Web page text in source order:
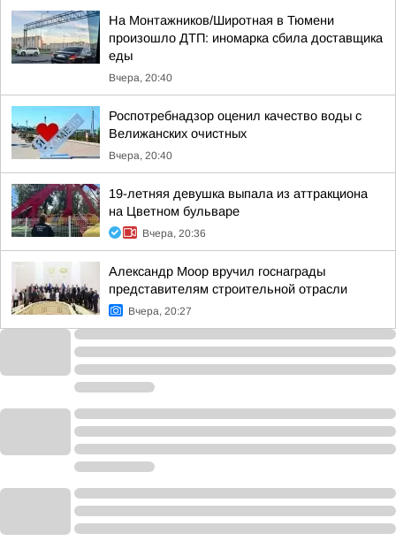
На Монтажников/Широтная в Тюмени
произошло ДТП: иномарка сбила доставщика
еды
Вчера, 20:40
Роспотребнадзор оценил качество воды с
Велижанских очистных
Вчера, 20:40
19-летняя девушка выпала из аттракциона
на Цветном бульваре
Вчера, 20:36
Александр Моор вручил госнаграды
представителям строительной отрасли
Вчера, 20:27